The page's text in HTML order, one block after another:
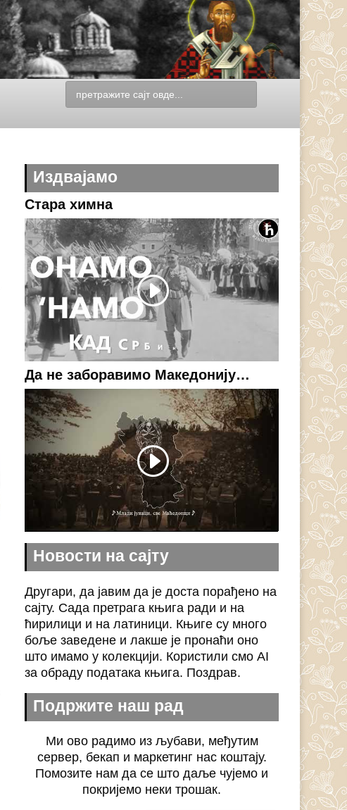
Издвајамо
Стара химна
Да не заборавимо Македонију…
Новости на сајту
Другари, да јавим да је доста порађено на
сајту. Сада претрага књига ради и на
ћирилици и на латиници. Књиге су много
боље заведене и лакше је пронаћи оно
што имамо у колекцији. Користили смо AI
за обраду података књига. Поздрав.
Подржите наш рад
Ми ово радимо из љубави, међутим
сервер, бекап и маркетинг нас коштају.
Помозите нам да се што даље чујемо и
покријемо неки трошак.